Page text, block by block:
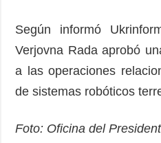
Según informó
Verjovna Rada aprobó
a las operaciones
de sistemas robóticos
Foto: Oficina del